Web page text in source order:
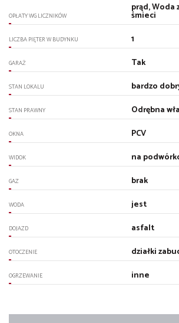
OPŁATY WG LICZNIKÓW
prąd, Woda
śmieci
LICZBA PIĘTER W BUDYNKU 1
GARAŻ Tak
STAN LOKALU bardzo
STAN PRAWNY Odrębna
OKNA PCV
WIDOK na
GAZ brak
WODA jest
DOJAZD asfalt
OTOCZENIE działki
OGRZEWANIE inne